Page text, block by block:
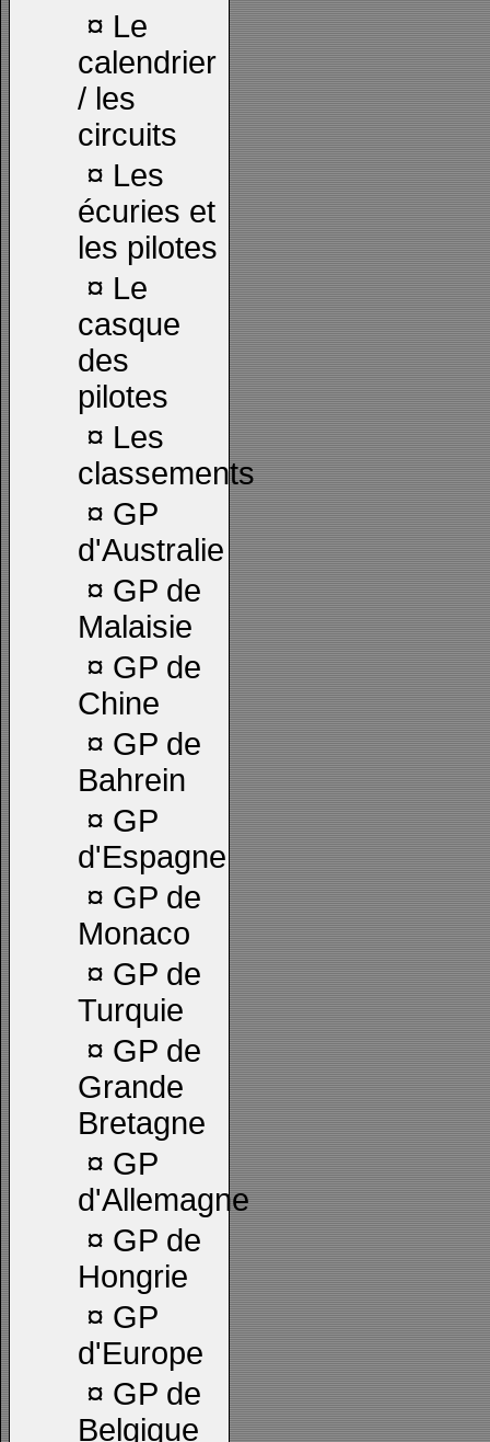
¤ Le
calendrier
/ les
circuits
¤ Les
écuries et
les pilotes
¤ Le
casque
des
pilotes
¤ Les
classements
¤ GP
d'Australie
¤ GP de
Malaisie
¤ GP de
Chine
¤ GP de
Bahrein
¤ GP
d'Espagne
¤ GP de
Monaco
¤ GP de
Turquie
¤ GP de
Grande
Bretagne
¤ GP
d'Allemagne
¤ GP de
Hongrie
¤ GP
d'Europe
¤ GP de
Belgique